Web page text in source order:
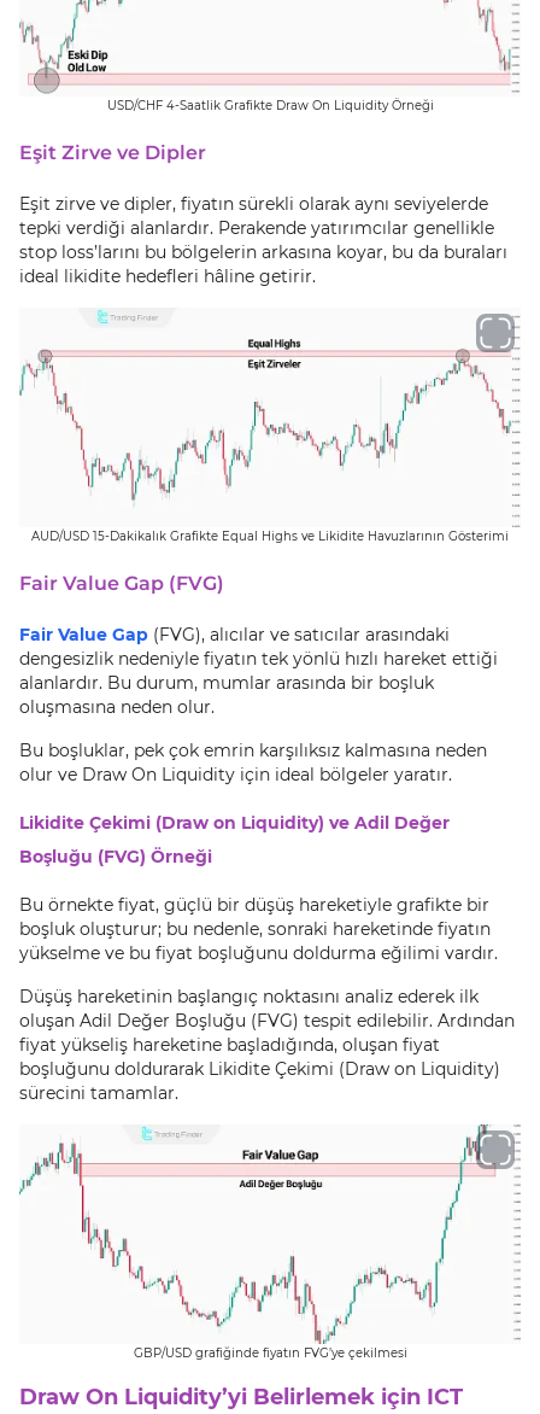
USD/CHF 4-Saatlik Grafikte Draw On Liquidity Örneği
Eşit Zirve ve Dipler
Eşit zirve ve dipler, fiyatın sürekli olarak aynı seviyelerde
tepki verdiği alanlardır. Perakende yatırımcılar genellikle
stop loss’larını bu bölgelerin arkasına koyar, bu da buraları
ideal likidite hedefleri hâline getirir.
AUD/USD 15-Dakikalık Grafikte Equal Highs ve Likidite Havuzlarının Gösterimi
Fair Value Gap (FVG)
Fair Value Gap (FVG), alıcılar ve satıcılar arasındaki
dengesizlik nedeniyle fiyatın tek yönlü hızlı hareket ettiği
alanlardır. Bu durum, mumlar arasında bir boşluk
oluşmasına neden olur.
Bu boşluklar, pek çok emrin karşılıksız kalmasına neden
olur ve Draw On Liquidity için ideal bölgeler yaratır.
Likidite Çekimi (Draw on Liquidity) ve Adil Değer
Boşluğu (FVG) Örneği
Bu örnekte fiyat, güçlü bir düşüş hareketiyle grafikte bir
boşluk oluşturur; bu nedenle, sonraki hareketinde fiyatın
yükselme ve bu fiyat boşluğunu doldurma eğilimi vardır.
Düşüş hareketinin başlangıç noktasını analiz ederek ilk
oluşan Adil Değer Boşluğu (FVG) tespit edilebilir. Ardından
fiyat yükseliş hareketine başladığında, oluşan fiyat
boşluğunu doldurarak Likidite Çekimi (Draw on Liquidity)
sürecini tamamlar.
GBP/USD grafiğinde fiyatın FVG’ye çekilmesi
Draw On Liquidity’yi Belirlemek için ICT